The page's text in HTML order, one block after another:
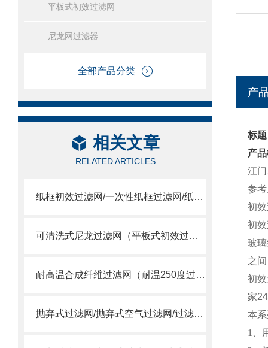
平板式初效过滤网
尼龙网过滤器
全部产品分类
相关文章
RELATED ARTICLES
纸框初效过滤网/一次性纸框过滤网/纸框过滤网
可清洗式尼龙过滤网（平板式初效过滤器）
耐高温合成纤维过滤网（耐温250度过滤棉）
抛弃式过滤网/抛弃式空气过滤网/过滤送风口/一体式过滤箱
产
标
产
江
参
初
初
玻
之
初
家
本
1、